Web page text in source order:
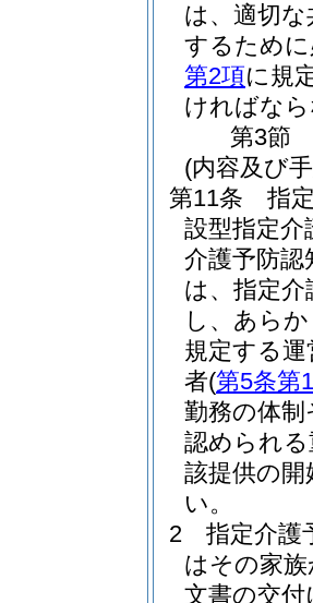
は、適切
するため
第2項に規
ければな
第3節
(内容及び
第11条
指
設型指定介
介護予防認
は、指定
し、あら
規定する
者(第5条第
勤務の体
認められ
該提供の
い。
2
指定介護
はその家
文書の交